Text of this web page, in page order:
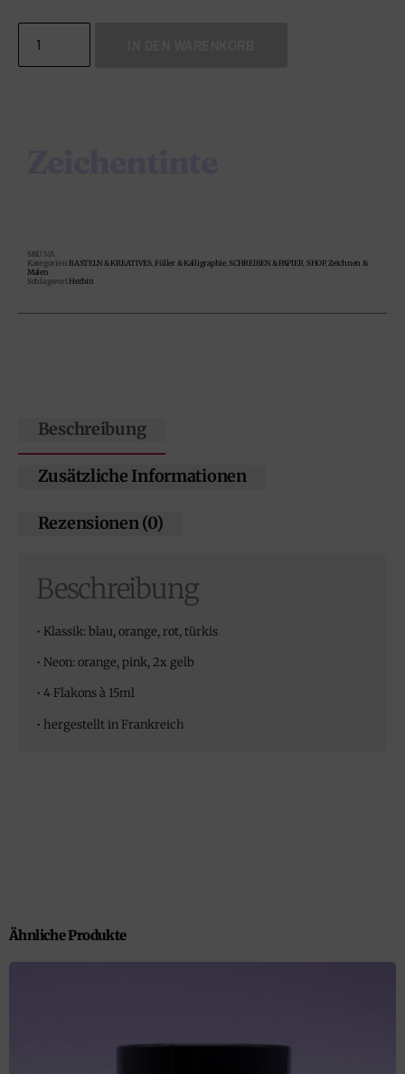
SKU
N/A
Kategorien BASTELN & KREATIVES, Füller & Kalligraphie,SCHREIBEN & PAPIER SHOP,Zeichnen &
Malen
Schlagwort Herbin
Beschreibung
Zusätzliche Informationen
Rezensionen (0)
Beschreibung
• Klassik: blau, orange, rot, türkis
• Neon: orange, pink, 2x gelb
• 4 Flakons à 15ml
• hergestellt in Frankreich
Ähnliche Produkte